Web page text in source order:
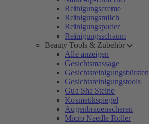
Reinigungscreme
Reinigungsmilch
Reinigungspuder
Reinigungsschaum
Beauty Tools & Zubehör
Alle anzeigen
Gesichtsmassage
Gesichtsreinigungsbürsten
Gesichtsreinigungstools
Gua Sha Steine
Kosmetikspiegel
Augenbrauenscheren
Micro Needle Roller